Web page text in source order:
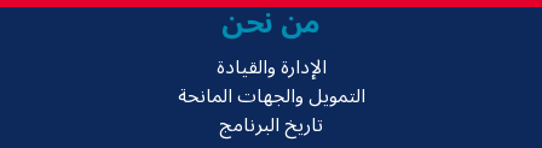
من نحن
الإدارة والقيادة
التمويل والجهات المانحة
تاريخ البرنامج